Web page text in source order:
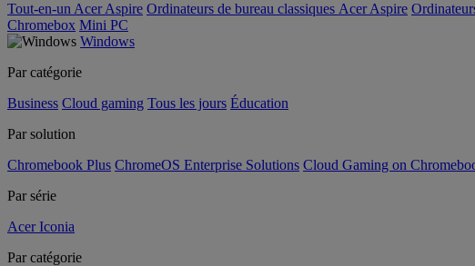
Tout-en-un Acer Aspire Ordinateurs de bureau classiques Acer Aspire
Chromebox Mini PC
Windows
Par catégorie
Business Cloud gaming Tous les jours Éducation
Par solution
Chromebook Plus ChromeOS Enterprise Solutions Cloud Gaming on
Par série
Acer Iconia
Par catégorie